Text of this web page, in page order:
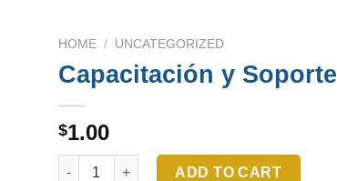
HOME / UNCATEGORIZED
Capacitación y Soporte
$1.00
Capacitación y Soporte quantity
ADD TO CART